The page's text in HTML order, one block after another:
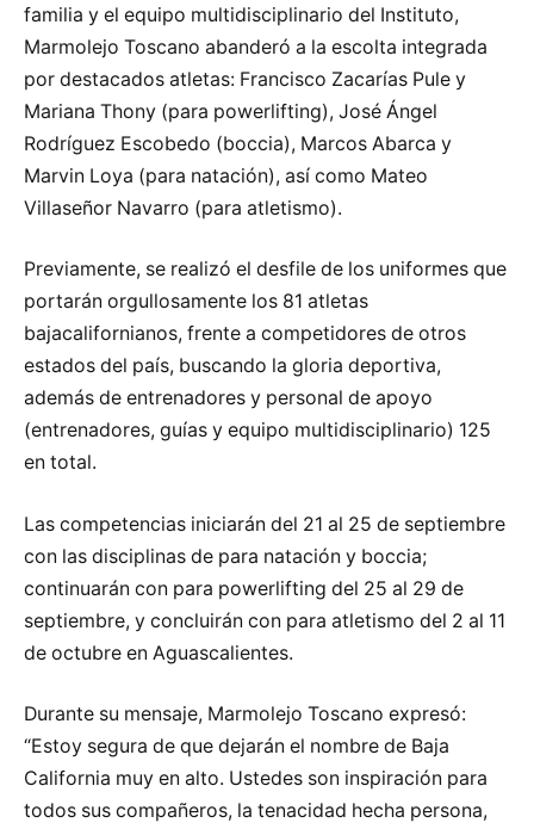
familia y el equipo multidisciplinario del Instituto,
Marmolejo Toscano abanderó a la escolta integrada
por destacados atletas: Francisco Zacarías Pule y
Mariana Thony (para powerlifting), José Ángel
Rodríguez Escobedo (boccia), Marcos Abarca y
Marvin Loya (para natación), así como Mateo
Villaseñor Navarro (para atletismo).
Previamente, se realizó el desfile de los uniformes que
portarán orgullosamente los 81 atletas
bajacalifornianos, frente a competidores de otros
estados del país, buscando la gloria deportiva,
además de entrenadores y personal de apoyo
(entrenadores, guías y equipo multidisciplinario) 125
en total.
Las competencias iniciarán del 21 al 25 de septiembre
con las disciplinas de para natación y boccia;
continuarán con para powerlifting del 25 al 29 de
septiembre, y concluirán con para atletismo del 2 al 11
de octubre en Aguascalientes.
Durante su mensaje, Marmolejo Toscano expresó:
“Estoy segura de que dejarán el nombre de Baja
California muy en alto. Ustedes son inspiración para
todos sus compañeros, la tenacidad hecha persona,